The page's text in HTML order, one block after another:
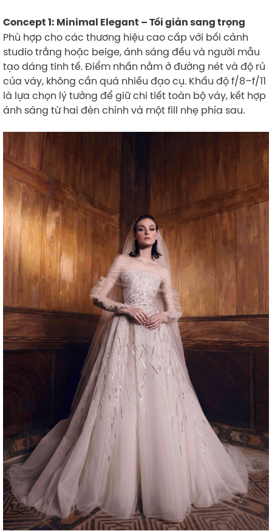
Concept 1: Minimal Elegant – Tối giản sang trọng
Phù hợp cho các thương hiệu cao cấp với bối cảnh
studio trắng hoặc beige, ánh sáng đều và người mẫu
tạo dáng tinh tế. Điểm nhấn nằm ở đường nét và độ rủ
của váy, không cần quá nhiều đạo cụ. Khẩu độ f/8–f/11
là lựa chọn lý tưởng để giữ chi tiết toàn bộ váy, kết hợp
ánh sáng từ hai đèn chính và một fill nhẹ phía sau.